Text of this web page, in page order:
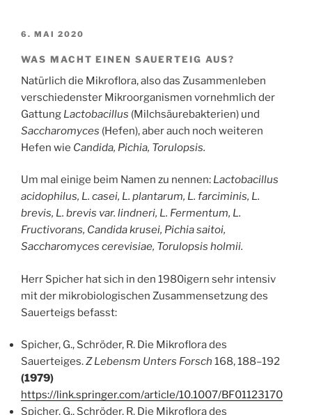
eigentlich
VERÖFFENTLICHT
6. MAI 2020
WAS MACHT EINEN SAUERTEIG AUS?
Natürlich die Mikroflora, also das Zusammenleben
verschiedenster Mikroorganismen vornehmlich der
Gattung Lactobacillus (Milchsäurebakterien) und
Saccharomyces (Hefen), aber auch noch weiteren
Hefen wie Candida, Pichia, Torulopsis.
Um mal einige beim Namen zu nennen: Lactobacillus
acidophilus, L. casei, L. plantarum, L. farciminis, L.
brevis, L. brevis var. lindneri, L. Fermentum, L.
Fructivorans, Candida krusei, Pichia saitoi,
Saccharomyces cerevisiae, Torulopsis holmii.
Herr Spicher hat sich in den 1980igern sehr intensiv
mit der mikrobiologischen Zusammensetzung des
Sauerteigs befasst:
Spicher, G., Schröder, R. Die Mikroflora des
Sauerteiges.Z Lebensm Unters Forsch 168, 188–192
(1979)
https://link.springer.com/article/10.1007/BF01123170
Spicher, G., Schröder, R. Die Mikroflora des